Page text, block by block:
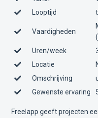
Looptijd
Vaardigheden
Uren/week
Locatie
Omschrijving
Gewenste ervaring
Freelapp geeft projecten